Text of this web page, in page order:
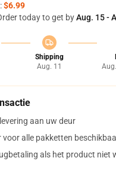
$6.99
today to get byAug. 15 -
Shipping
Aug. 11
aan uw deur
voor alle pakketten
als het product niet